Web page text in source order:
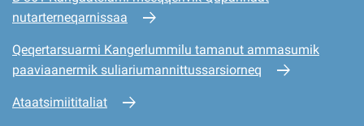
nutarterneqarnissaa
Qeqertarsuarmi Kangerlummilu tamanut ammasumik
paaviaanermik suliariumannittussarsiorneq
Ataatsimiititaliat